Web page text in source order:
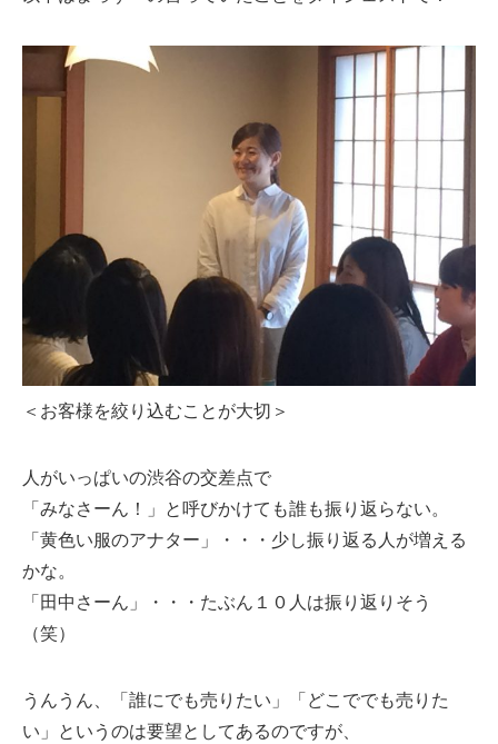
＜お客様を絞り込むことが大切＞
人がいっぱいの渋谷の交差点で
「みなさーん！」と呼びかけても誰も振り返らない。
「黄色い服のアナター」・・・少し振り返る人が増える
かな。
「田中さーん」・・・たぶん１０人は振り返りそう
（笑）
うんうん、「誰にでも売りたい」「どこででも売りた
い」というのは要望としてあるのですが、